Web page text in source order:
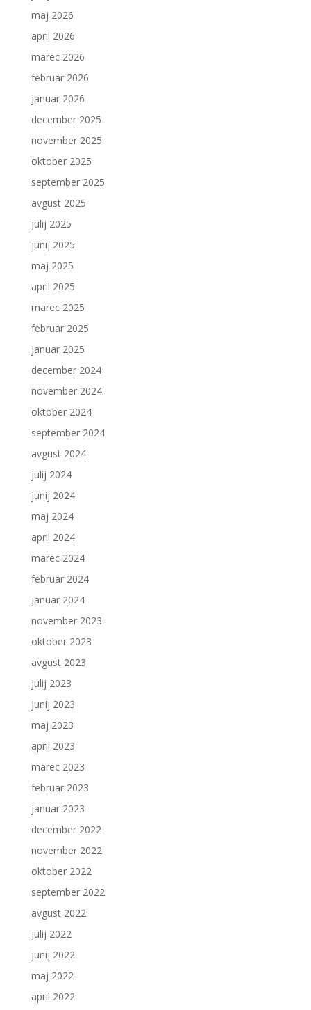
maj 2026
april 2026
marec 2026
februar 2026
januar 2026
december 2025
november 2025
oktober 2025
september 2025
avgust 2025
julij 2025
junij 2025
maj 2025
april 2025
marec 2025
februar 2025
januar 2025
december 2024
november 2024
oktober 2024
september 2024
avgust 2024
julij 2024
junij 2024
maj 2024
april 2024
marec 2024
februar 2024
januar 2024
november 2023
oktober 2023
avgust 2023
julij 2023
junij 2023
maj 2023
april 2023
marec 2023
februar 2023
januar 2023
december 2022
november 2022
oktober 2022
september 2022
avgust 2022
julij 2022
junij 2022
maj 2022
april 2022